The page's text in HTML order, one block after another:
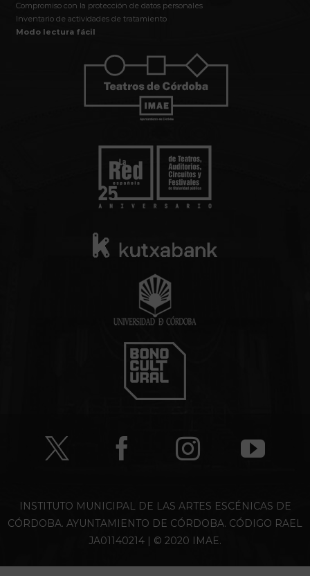
Compromiso con la protección de datos personales
Inventario de actividades de tratamiento
Modo lectura fácil
INSTITUTO MUNICIPAL DE LAS ARTES ESCÉNICAS DE
CÓRDOBA. AYUNTAMIENTO DE CÓRDOBA. CÓDIGO RAEL
JA01140214 | © 2020 IMAE.